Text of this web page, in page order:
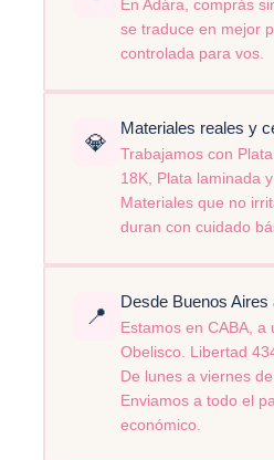
En Adára, comprás
se traduce en mejor
controlada para vos.
💎 Materiales reales y
Trabajamos con
18K, Plata laminada
Materiales que no
duran con cuidado
📍 Desde Buenos Aires
Estamos en CABA, a
Obelisco. Libertad
De lunes a viernes
Enviamos a todo el
económico.